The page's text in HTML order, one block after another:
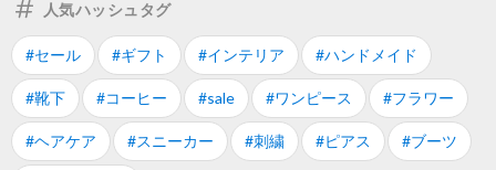
人気ハッシュタグ
#セール #ギフト #インテリア #ハンドメイド
#靴下 #コーヒー #sale #ワンピース #フラワー
#ヘアケア #スニーカー #刺繍 #ピアス #ブーツ